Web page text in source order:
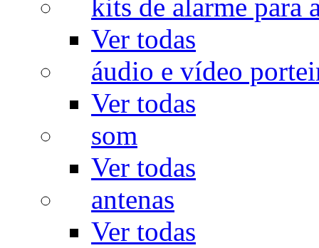
kits de alarme para
Ver todas
áudio e vídeo
Ver todas
som
Ver todas
antenas
Ver todas